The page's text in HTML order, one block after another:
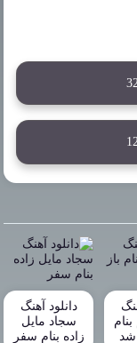
شد
دانلود آهنگ
سجاد مایل
زاده بنام سفر